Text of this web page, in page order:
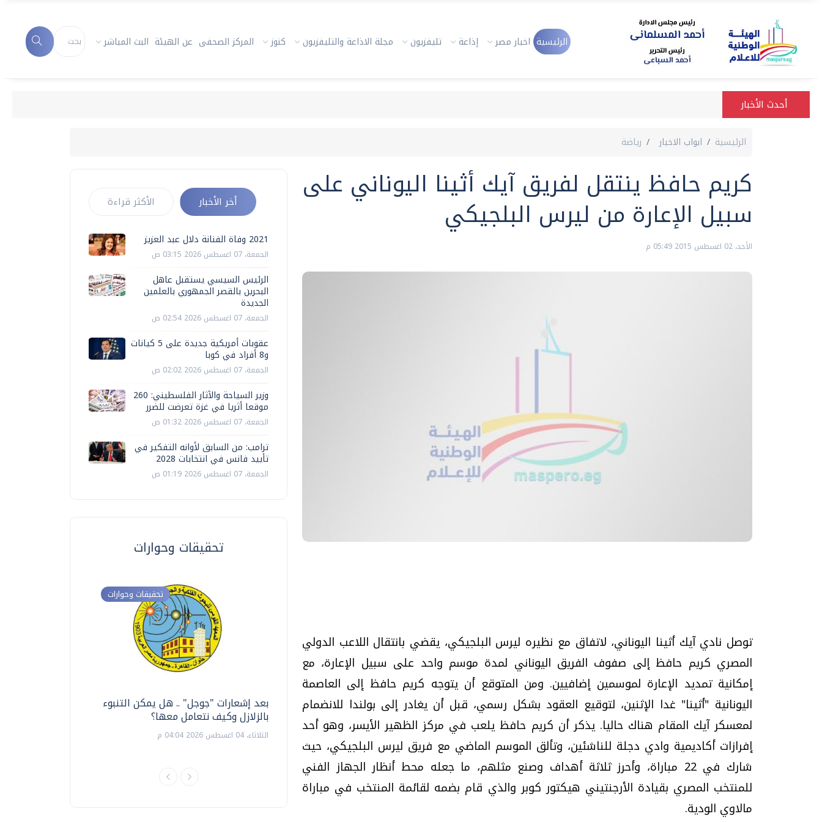
الرئيسية اخبار مصر إذاعة تليفزيون مجلة الاذاعة والتليفزيون كنوز المركز الصحفى عن الهيئة البث المباشر
أحدث الأخبار
الرئيسية ابواب الاخبار رياضة
كريم حافظ ينتقل لفريق آيك أثينا اليوناني على
سبيل الإعارة من ليرس البلجيكي
الأحد، 02 اغسطس 2015 05:49 م
توصل نادي آيك أثينا اليوناني، لاتفاق مع نظيره ليرس البلجيكي، يقضي بانتقال اللاعب الدولي
المصري كريم حافظ إلى صفوف الفريق اليوناني لمدة موسم واحد على سبيل الإعارة، مع
إمكانية تمديد الإعارة لموسمين إضافيين. ومن المتوقع أن يتوجه كريم حافظ إلى العاصمة
اليونانية "أثينا" غدا الإثنين، لتوقيع العقود بشكل رسمي، قبل أن يغادر إلى بولندا للانضمام
لمعسكر آيك المقام هناك حاليا. يذكر أن كريم حافظ يلعب في مركز الظهير الأيسر، وهو أحد
إفرازات أكاديمية وادي دجلة للناشئين، وتألق الموسم الماضي مع فريق ليرس البلجيكي، حيث
شارك في 22 مباراة، وأحرز ثلاثة أهداف وصنع مثلهم، ما جعله محط أنظار الجهاز الفني
للمنتخب المصري بقيادة الأرجنتيني هيكتور كوبر والذي قام بضمه لقائمة المنتخب في مباراة
مالاوي الودية.
أخر الأخبار الأكثر قراءة
2021 وفاة الفنانة دلال عبد العزيز
الجمعة، 07 اغسطس 2026 03:15 ص
الرئيس السيسي يستقبل عاهل
البحرين بالقصر الجمهوري بالعلمين
الجديدة
الجمعة، 07 اغسطس 2026 02:54 ص
عقوبات أمريكية جديدة على 5 كيانات
و8 أفراد في كوبا
الجمعة، 07 اغسطس 2026 02:02 ص
وزير السياحة والآثار الفلسطيني: 260
موقعا أثريا في غزة تعرضت للضرر
الجمعة، 07 اغسطس 2026 01:32 ص
ترامب: من السابق لأوانه التفكير في
تأييد فانس في انتخابات 2028
الجمعة، 07 اغسطس 2026 01:19 ص
تحقيقات وحوارات
تحقيقات وحوارات
بعد إشعارات "جوجل" .. هل يمكن التنبوء
بالزلازل وكيف نتعامل معها؟
الثلاثاء، 04 اغسطس 2026 04:04 م
دليلك للتنسيق الجامعي .. تساؤلات
وإجابات
السبت، 01 اغسطس 2026 10:25 ص
فيديو.. الإعلام الرقمي.. تقنيات واعدة
وتحديات هائلة
الخميس، 30 يوليو 2026 01:09 م
موجات الطقس الساخنة.. لماذا تحدث وكيف